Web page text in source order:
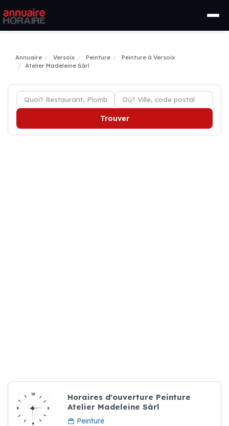
Annuaire Versoix Peinture
Peinture à Versoix
Atelier Madeleine Sàrl
Trouver
Horaires d'ouverture Peinture
Atelier Madeleine Sàrl
Peinture